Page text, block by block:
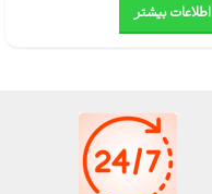
اطلاعات بیشتر